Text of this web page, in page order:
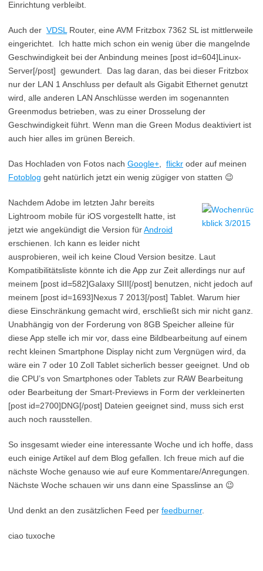
Einrichtung verbleibt.
Auch der VDSL Router, eine AVM Fritzbox 7362 SL ist mittlerweile
eingerichtet. Ich hatte mich schon ein wenig über die mangelnde
Geschwindigkeit bei der Anbindung meines [post id=604]Linux-
Server[/post] gewundert. Das lag daran, das bei dieser Fritzbox
nur der LAN 1 Anschluss per default als Gigabit Ethernet genutzt
wird, alle anderen LAN Anschlüsse werden im sogenannten
Greenmodus betrieben, was zu einer Drosselung der
Geschwindigkeit führt. Wenn man die Green Modus deaktiviert ist
auch hier alles im grünen Bereich.
Das Hochladen von Fotos nach Google+ flickr oder auf meinen
Fotoblog geht natürlich jetzt ein wenig zügiger von statten 😉
Nachdem Adobe im letzten Jahr bereits
Lightroom mobile für iOS vorgestellt hatte, ist
jetzt wie angekündigt die Version fürAndroid
erschienen. Ich kann es leider nicht
ausprobieren, weil ich keine Cloud Version besitze. Laut
Kompatibilitätsliste könnte ich die App zur Zeit allerdings nur auf
meinem [post id=582]Galaxy SIII[/post] benutzen, nicht jedoch auf
meinem [post id=1693]Nexus 7 2013[/post] Tablet. Warum hier
diese Einschränkung gemacht wird, erschließt sich mir nicht ganz.
Unabhängig von der Forderung von 8GB Speicher alleine für
diese App stelle ich mir vor, dass eine Bildbearbeitung auf einem
recht kleinen Smartphone Display nicht zum Vergnügen wird, da
wäre ein 7 oder 10 Zoll Tablet sicherlich besser geeignet. Und ob
die CPU’s von Smartphones oder Tablets zur RAW Bearbeitung
oder Bearbeitung der Smart-Previews in Form der verkleinerten
[post id=2700]DNG[/post] Dateien geeignet sind, muss sich erst
auch noch rausstellen.
So insgesamt wieder eine interessante Woche und ich hoffe, dass
euch einige Artikel auf dem Blog gefallen. Ich freue mich auf die
nächste Woche genauso wie auf eure Kommentare/Anregungen.
Nächste Woche schauen wir uns dann eine Spasslinse an 😉
Und denkt an den zusätzlichen Feed per feedburner.
ciao tuxoche